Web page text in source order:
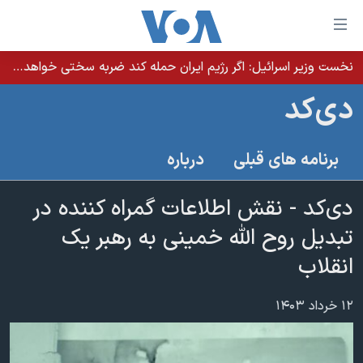
لینکهای
قابل
دسترسی
جهش
به
اصلی
جهش
به
صفحه
اصلی
جهش
جستجو
خانه
نسخه سبک وب‌سایت
آمریکا
جهان
ورزشی
ویژه برنامه‌ها
برنامه های تلویزیونی
جدول برنامه ها
صفحه‌های ویژه
جام جهانی ۲۰۲۶
۲۵۰سالگی آمریکا
فرکانس‌های صدای آمریکا
یادگیری زبان انگلیسی
نخست وزیر اسرائيل: اگر رژیم ایران حمله کند ضربه سختی خواهد خورد
دی‌کد
برنامه های قبلی درباره
دی‌کد - نقش اطلاعات گمراه کننده در
تبدیل روح الله خمینی به رهبر یک
انقلاب
۱۲ خرداد ۱۴۰۳